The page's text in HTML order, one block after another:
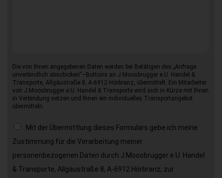
Die von Ihnen angegebenen Daten werden bei Betätigen des „Anfrage
unverbindlich abschicken“–Buttons an J.Moosbrugger e.U. Handel &
Transporte, Allgäustraße 8, A-6912 Hörbranz, übermittelt. Ein Mitarbeiter
von J.Moosbrugger e.U. Handel & Transporte wird sich in Kürze mit Ihnen
in Verbindung setzen und Ihnen ein individuelles Transportangebot
übermitteln.
Mit der Übermittlung dieses Formulars gebe ich meine
Zustimmung für die Verarbeitung meiner
personenbezogenen Daten durch J.Moosbrugger e.U. Handel
& Transporte, Allgäustraße 8, A-6912 Hörbranz, zur